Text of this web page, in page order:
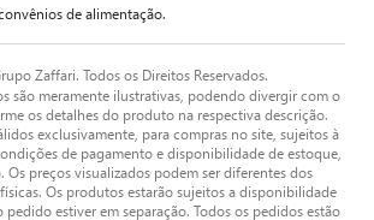
de alimentação.
Zaffari. Todos os Direitos Reservados.
são meramente ilustrativas, podendo divergir com o
os detalhes do produto na respectiva descrição.
exclusivamente, para compras no site, sujeitos à
de pagamento e disponibilidade de estoque,
Os preços visualizados podem ser diferentes dos
Os produtos estarão sujeitos a disponibilidade
estiver em separação. Todos os pedidos estão